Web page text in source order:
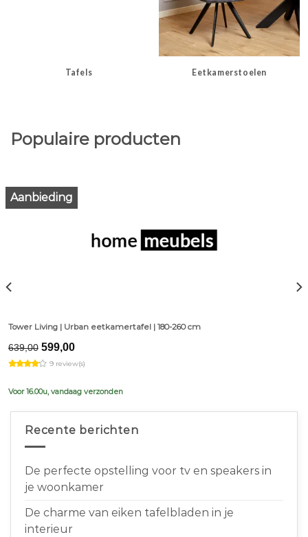
Tafels Eetkamerstoelen
Populaire producten
Aanbieding
Tower Living | Urban eetkamertafel | 180-260 cm
639,00 Original
price
was:
599,00Current
is:
9 review(s)
Voor 16.00u, vandaag verzonden
Recente berichten
De perfecte opstelling voor tv en speakers in
je woonkamer
De charme van eiken tafelbladen in je
interieur